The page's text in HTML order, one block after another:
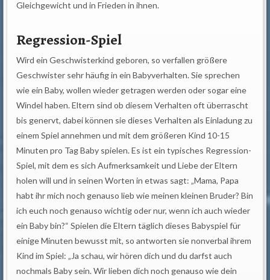
Gleichgewicht und in Frieden in ihnen.
Regression-Spiel
Wird ein Geschwisterkind geboren, so verfallen größere
Geschwister sehr häufig in ein Babyverhalten. Sie sprechen
wie ein Baby, wollen wieder getragen werden oder sogar eine
Windel haben. Eltern sind ob diesem Verhalten oft überrascht
bis genervt, dabei können sie dieses Verhalten als Einladung zu
einem Spiel annehmen und mit dem größeren Kind 10-15
Minuten pro Tag Baby spielen. Es ist ein typisches Regression-
Spiel, mit dem es sich Aufmerksamkeit und Liebe der Eltern
holen will und in seinen Worten in etwas sagt: „Mama, Papa
habt ihr mich noch genauso lieb wie meinen kleinen Bruder? Bin
ich euch noch genauso wichtig oder nur, wenn ich auch wieder
ein Baby bin?“ Spielen die Eltern täglich dieses Babyspiel für
einige Minuten bewusst mit, so antworten sie nonverbal ihrem
Kind im Spiel: „Ja schau, wir hören dich und du darfst auch
nochmals Baby sein. Wir lieben dich noch genauso wie dein